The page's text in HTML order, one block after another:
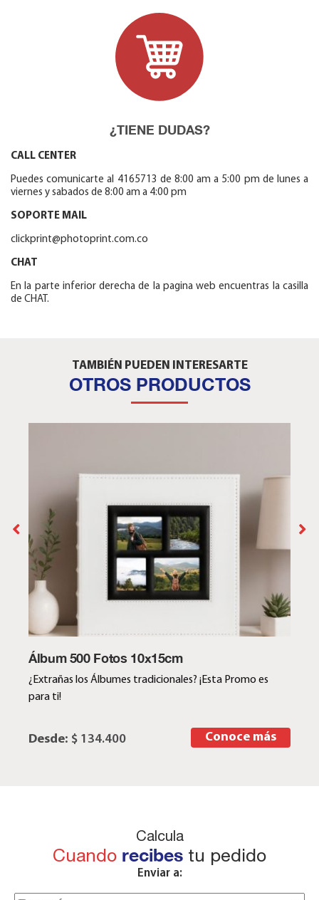
¿TIENE DUDAS?
CALL CENTER
Puedes comunicarte al 4165713 de 8:00 am a 5:00 pm de lunes a
viernes y sabados de 8:00 am a 4:00 pm
SOPORTE MAIL
clickprint@photoprint.com.co
CHAT
En la parte inferior derecha de la pagina web encuentras la casilla
de CHAT.
TAMBIÉN PUEDEN INTERESARTE
OTROS PRODUCTOS
Álbum 500 Fotos 10x15cm
¿Extrañas los Álbumes tradicionales? ¡Esta Promo es
para ti!
Desde: $ 134.400 Conoce más
Calcula
Cuando recibes tu pedido
Enviar a: